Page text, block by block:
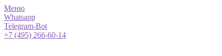
Меню
Whatsapp
Telegram-Bot
+7 (495) 266-60-14